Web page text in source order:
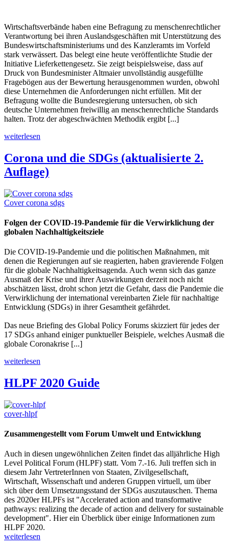
Wirtschaftsverbände haben eine Befragung zu menschenrechtlicher
Verantwortung bei ihren Auslandsgeschäften mit Unterstützung des
Bundeswirtschaftsministeriums und des Kanzleramts im Vorfeld
stark verwässert. Das belegt eine heute veröffentlichte Studie der
Initiative Lieferkettengesetz. Sie zeigt beispielsweise, dass auf
Druck von Bundesminister Altmaier unvollständig ausgefüllte
Fragebögen aus der Bewertung herausgenommen wurden, obwohl
diese Unternehmen die Anforderungen nicht erfüllen. Mit der
Befragung wollte die Bundesregierung untersuchen, ob sich
deutsche Unternehmen freiwillig an menschenrechtliche Standards
halten. Trotz der abgeschwächten Methodik ergibt [...]
weiterlesen
Corona und die SDGs (aktualisierte 2.
Auflage)
Cover corona sdgs
Folgen der COVID-19-Pandemie für die Verwirklichung der
globalen Nachhaltigkeitsziele
Die COVID-19-Pandemie und die politischen Maßnahmen, mit
denen die Regierungen auf sie reagierten, haben gravierende Folgen
für die globale Nachhaltigkeitsagenda. Auch wenn sich das ganze
Ausmaß der Krise und ihrer Auswirkungen derzeit noch nicht
abschätzen lässt, droht schon jetzt die Gefahr, dass die Pandemie die
Verwirklichung der international vereinbarten Ziele für nachhaltige
Entwicklung (SDGs) in ihrer Gesamtheit gefährdet.
Das neue Briefing des Global Policy Forums skizziert für jedes der
17 SDGs anhand einiger punktueller Beispiele, welches Ausmaß die
globale Coronakrise [...]
weiterlesen
HLPF 2020 Guide
cover-hlpf
Zusammengestellt vom Forum Umwelt und Entwicklung
Auch in diesen ungewöhnlichen Zeiten findet das alljährliche High
Level Political Forum (HLPF) statt. Vom 7.-16. Juli treffen sich in
diesem Jahr VertreterInnen von Staaten, Zivilgesellschaft,
Wirtschaft, Wissenschaft und anderen Gruppen virtuell, um über
sich über dem Umsetzungsstand der SDGs auszutauschen. Thema
des 2020er HLPFs ist "Accelerated action and transformative
pathways: realizing the decade of action and delivery for sustainable
development". Hier ein Überblick über einige Informationen zum
HLPF 2020.
weiterlesen